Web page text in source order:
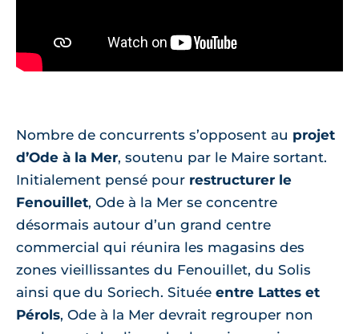
Nombre de concurrents s’opposent au projet
d’Ode à la Mer, soutenu par le Maire sortant.
Initialement pensé pour restructurer le
Fenouillet, Ode à la Mer se concentre
désormais autour d’un grand centre
commercial qui réunira les magasins des
zones vieillissantes du Fenouillet, du Solis
ainsi que du Soriech. Située entre Lattes et
Pérols, Ode à la Mer devrait regrouper non